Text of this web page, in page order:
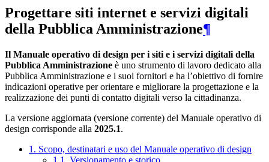
Progettare siti internet e servizi digitali
della Pubblica Amministrazione¶
Il Manuale operativo di design per i siti e i servizi digitali della
Pubblica Amministrazione è uno strumento di lavoro dedicato alla
Pubblica Amministrazione e i suoi fornitori e ha l’obiettivo di fornire
indicazioni operative per orientare e migliorare la progettazione e la
realizzazione dei punti di contatto digitali verso la cittadinanza.
La versione aggiornata (versione corrente) del Manuale operativo di
design corrisponde alla 2025.1.
1. Scopo, destinatari e uso del Manuale operativo di design
1.1. Versionamento e storico